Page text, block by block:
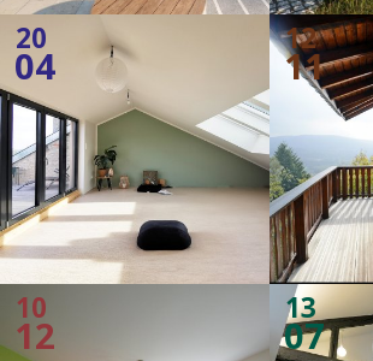
20
04
12
11
10
12
13
07